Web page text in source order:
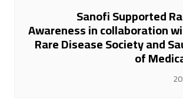
Sanofi Supported
Awareness in collaboration
Rare Disease Society and
of